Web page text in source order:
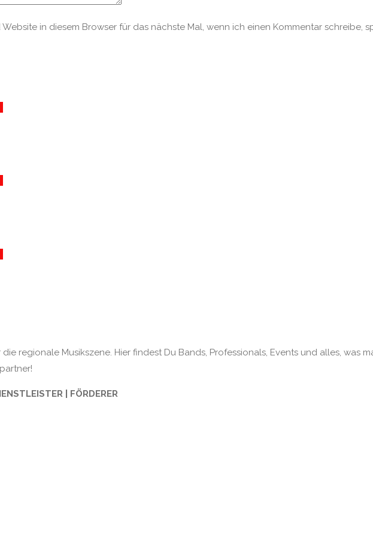
in diesem Browser für das nächste Mal, wenn ich einen Kommentar schreibe,
regionale Musikszene. Hier findest Du Bands, Professionals, Events und alles, was
| FÖRDERER